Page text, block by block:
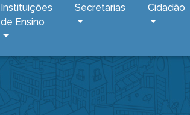
Instituições
de Ensino
Secretarias Cidadão